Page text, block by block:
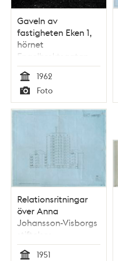
Gaveln av
fastigheten Eken 1,
hörnet
Engelbrektsgatan
Östermalmsgatan
Tid
1962
Typ
Foto
Relationsritningar
över Anna
Johansson-Visborgs
stiftelses
bostadshus i
Kristineberg 1952
1951